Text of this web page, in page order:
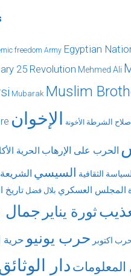
freedom Army Egyptian
25 Revolution Mehmed Ali
Mubarak Muslim
إصلاح الشرطة الأخونة الإخوان
الحرب على الإرهاب الحرية
الثقافية السيسي الشريعة
المجلس العسكري بلال فضل تاريخ
ثورة يناير جمال
اكتوبر حرب يونيو حرية
المعلومات دار